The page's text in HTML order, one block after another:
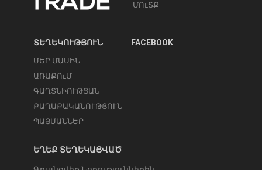
ՄՈւՏՔ
ՏԵՂԵԿՈՒԹՅՈՒՆ
ՄԵՐ ՄԱՍԻՆ
ԱՌԱՔՈւՄ
ԳԱՂՏՆԻՈՒԹՅԱՆ
ՔԱՂԱՔԱԿԱՆՈՒԹՅՈՒՆ
ՊԱՅՄԱՆՆԵՐ
FACEBOOK
ԵՂԵՔ ՏԵՂԵԿԱՑՎԱԾ